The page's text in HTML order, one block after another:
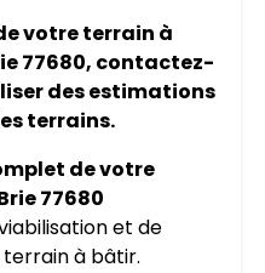
votre terrain à
77680, contactez-
des estimations
terrains.
de votre
77680
et de
à bâtir.